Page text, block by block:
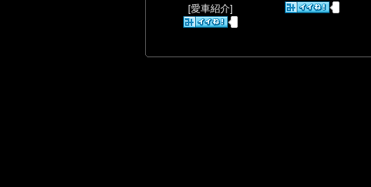
[愛車紹介]